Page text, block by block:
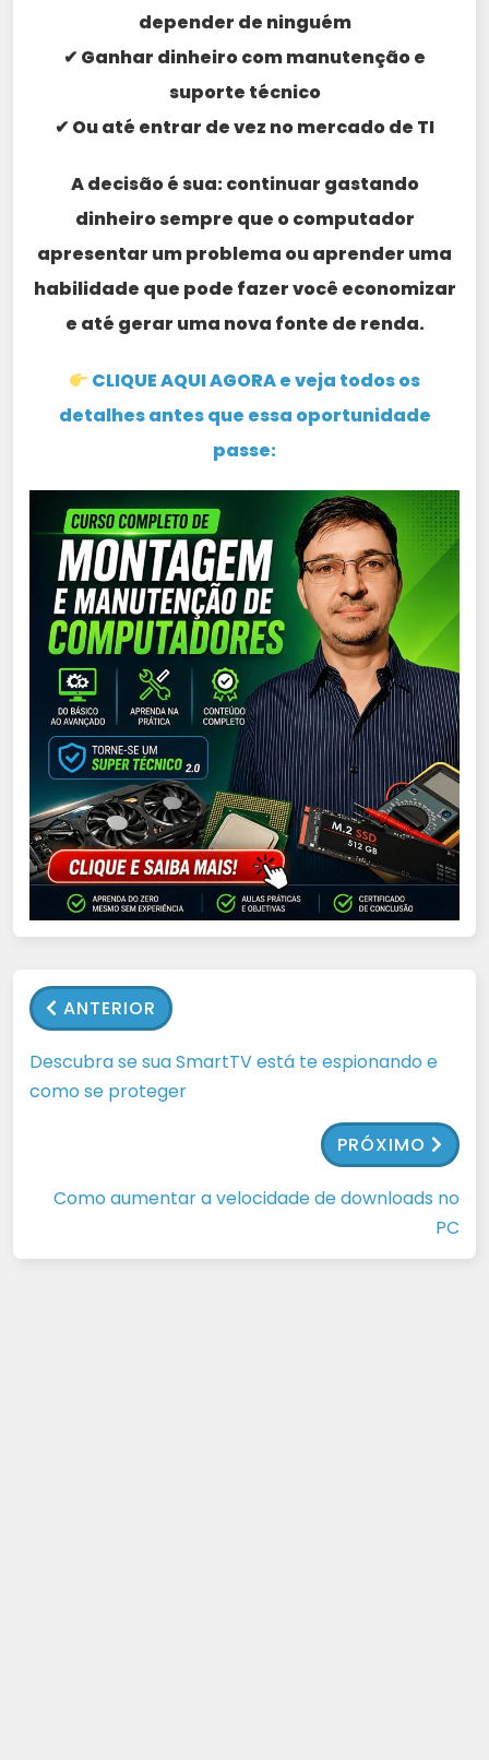
depender de ninguém
✔ Ganhar dinheiro com manutenção e
suporte técnico
✔ Ou até entrar de vez no mercado de TI
A decisão é sua: continuar gastando
dinheiro sempre que o computador
apresentar um problema ou aprender uma
habilidade que pode fazer você economizar
e até gerar uma nova fonte de renda.
CLIQUE AQUI AGORA e veja todos os
detalhes antes que essa oportunidade
passe:
ANTERIOR
Descubra se sua SmartTV está te espionando e
como se proteger
PRÓXIMO
Como aumentar a velocidade de downloads no
PC